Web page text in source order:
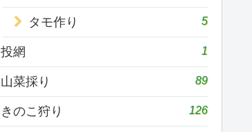
タモ作り 5
投網 1
山菜採り 89
きのこ狩り 126